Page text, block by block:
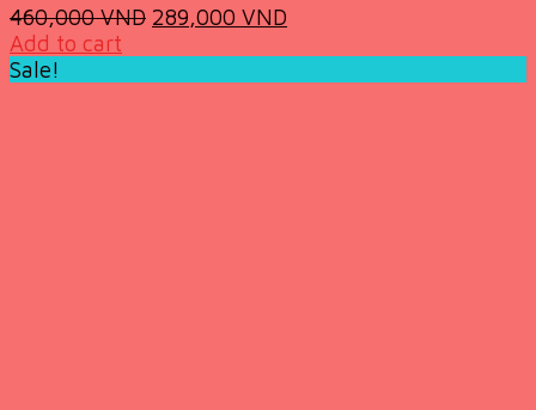
460,000VND Original
289,000 VND
Add to cart
Sale!